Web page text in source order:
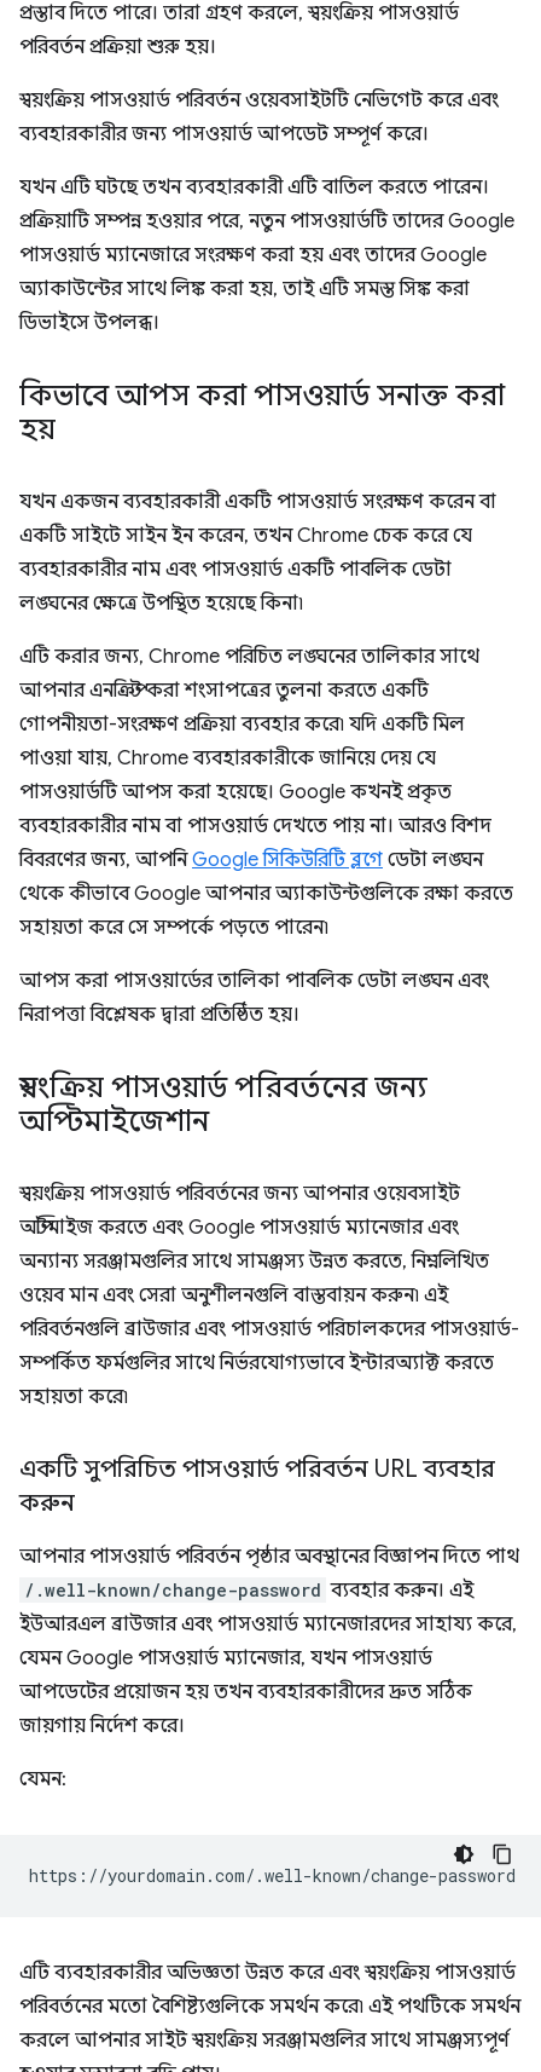
প্রস্তাব দিতে পারে। তারা গ্রহণ করলে, স্বয়ংক্রিয় পাসওয়ার্ড
পরিবর্তন প্রক্রিয়া শুরু হয়।
স্বয়ংক্রিয় পাসওয়ার্ড পরিবর্তন ওয়েবসাইটটি নেভিগেট করে এবং
ব্যবহারকারীর জন্য পাসওয়ার্ড আপডেট সম্পূর্ণ করে।
যখন এটি ঘটছে তখন ব্যবহারকারী এটি বাতিল করতে পারেন।
প্রক্রিয়াটি সম্পন্ন হওয়ার পরে, নতুন পাসওয়ার্ডটি তাদের Google
পাসওয়ার্ড ম্যানেজারে সংরক্ষণ করা হয় এবং তাদের Google
অ্যাকাউন্টের সাথে লিঙ্ক করা হয়, তাই এটি সমস্ত সিঙ্ক করা
ডিভাইসে উপলব্ধ।
কিভাবে আপস করা পাসওয়ার্ড সনাক্ত করা
হয়
যখন একজন ব্যবহারকারী একটি পাসওয়ার্ড সংরক্ষণ করেন বা
একটি সাইটে সাইন ইন করেন, তখন Chrome চেক করে যে
ব্যবহারকারীর নাম এবং পাসওয়ার্ড একটি পাবলিক ডেটা
লঙ্ঘনের ক্ষেত্রে উপস্থিত হয়েছে কিনা৷
এটি করার জন্য, Chrome পরিচিত লঙ্ঘনের তালিকার সাথে
আপনার এনক্রিপ্ট করা শংসাপত্রের তুলনা করতে একটি
গোপনীয়তা-সংরক্ষণ প্রক্রিয়া ব্যবহার করে৷ যদি একটি মিল
পাওয়া যায়, Chrome ব্যবহারকারীকে জানিয়ে দেয় যে
পাসওয়ার্ডটি আপস করা হয়েছে। Google কখনই প্রকৃত
ব্যবহারকারীর নাম বা পাসওয়ার্ড দেখতে পায় না। আরও বিশদ
বিবরণের জন্য, আপনিGoogle সিকিউরিটি ব্লগে ডেটা লঙ্ঘন
থেকে কীভাবে Google আপনার অ্যাকাউন্টগুলিকে রক্ষা করতে
সহায়তা করে সে সম্পর্কে পড়তে পারেন৷
আপস করা পাসওয়ার্ডের তালিকা পাবলিক ডেটা লঙ্ঘন এবং
নিরাপত্তা বিশ্লেষক দ্বারা প্রতিষ্ঠিত হয়।
স্বয়ংক্রিয় পাসওয়ার্ড পরিবর্তনের জন্য
অপ্টিমাইজেশান
স্বয়ংক্রিয় পাসওয়ার্ড পরিবর্তনের জন্য আপনার ওয়েবসাইট
অপ্টিমাইজ করতে এবং Google পাসওয়ার্ড ম্যানেজার এবং
অন্যান্য সরঞ্জামগুলির সাথে সামঞ্জস্য উন্নত করতে, নিম্নলিখিত
ওয়েব মান এবং সেরা অনুশীলনগুলি বাস্তবায়ন করুন৷ এই
পরিবর্তনগুলি ব্রাউজার এবং পাসওয়ার্ড পরিচালকদের পাসওয়ার্ড-
সম্পর্কিত ফর্মগুলির সাথে নির্ভরযোগ্যভাবে ইন্টারঅ্যাক্ট করতে
সহায়তা করে৷
একটি সুপরিচিত পাসওয়ার্ড পরিবর্তন URL ব্যবহার
করুন
আপনার পাসওয়ার্ড পরিবর্তন পৃষ্ঠার অবস্থানের বিজ্ঞাপন দিতে পাথ
/.well-known/change-password ব্যবহার করুন। এই
ইউআরএল ব্রাউজার এবং পাসওয়ার্ড ম্যানেজারদের সাহায্য করে,
যেমন Google পাসওয়ার্ড ম্যানেজার, যখন পাসওয়ার্ড
আপডেটের প্রয়োজন হয় তখন ব্যবহারকারীদের দ্রুত সঠিক
জায়গায় নির্দেশ করে।
যেমন:
এটি ব্যবহারকারীর অভিজ্ঞতা উন্নত করে এবং স্বয়ংক্রিয় পাসওয়ার্ড
পরিবর্তনের মতো বৈশিষ্ট্যগুলিকে সমর্থন করে৷ এই পথটিকে সমর্থন
করলে আপনার সাইট স্বয়ংক্রিয় সরঞ্জামগুলির সাথে সামঞ্জস্যপূর্ণ